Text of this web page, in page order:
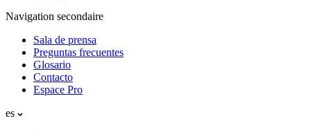
Navigation secondaire
Sala de prensa
Preguntas frecuentes
Glosario
Contacto
Espace Pro
es